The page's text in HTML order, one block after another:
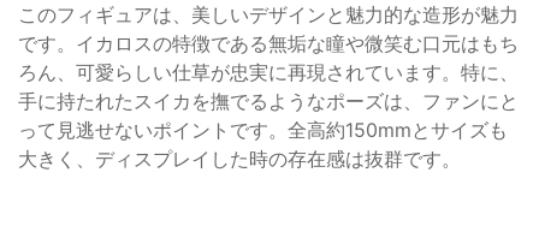
このフィギュアは、美しいデザインと魅力的な造形が魅力
です。イカロスの特徴である無垢な瞳や微笑む口元はもち
ろん、可愛らしい仕草が忠実に再現されています。特に、
手に持たれたスイカを撫でるようなポーズは、ファンにと
って見逃せないポイントです。全高約150mmとサイズも
大きく、ディスプレイした時の存在感は抜群です。